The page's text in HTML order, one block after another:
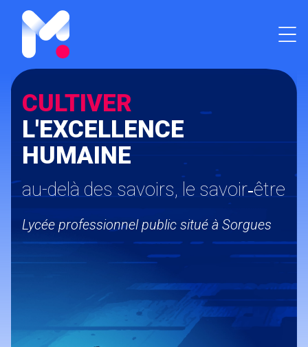
CULTIVER
L'EXCELLENCE
HUMAINE
au-delà des savoirs, le savoir‑être
Lycée professionnel public situé à Sorgues